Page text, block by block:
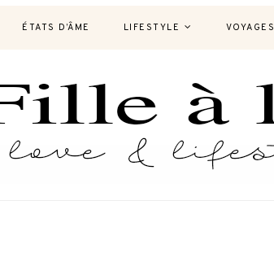
ÉTATS D’ÂME LIFESTYLE VOYAGES